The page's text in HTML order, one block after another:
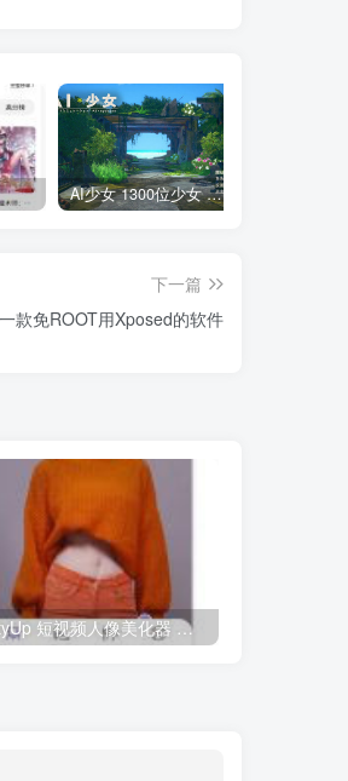
AI少女 1300位少女 捏脸面补数据整合包 总有一位是你想要的
下一篇
款免ROOT用Xposed的软件
PrettyUp 短视频人像美化器 纯净版